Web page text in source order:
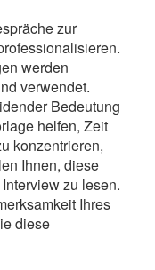
zur
werden
verwendet.
Bedeutung
helfen, Zeit
konzentrieren,
Ihnen, diese
zu lesen.
Ihres
diese